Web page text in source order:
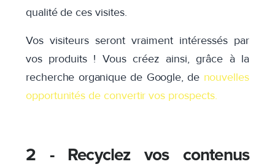
qualité de ces visites.
Vos visiteurs seront vraiment intéressés par
vos produits ! Vous créez ainsi, grâce à la
recherche organique de Google, de nouvelles
opportunités de convertir vos prospects.
2 - Recyclez vos contenus